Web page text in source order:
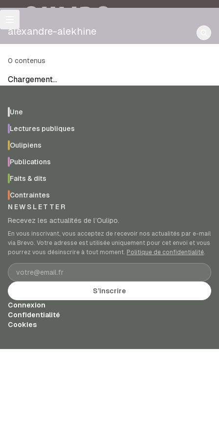
OULIPO
alexandre-alekhine
0 contenus
Chargement…
Une
Lectures publiques
Oulipiens
Publications
Faits & dits
Contraintes
NEWSLETTER
Recevez les actualités de l’Oulipo.
En vous inscrivant, vous acceptez de recevoir nos actualités par e-mail
via Brevo. Votre adresse est utilisée uniquement pour cet envoi et vous
pourrez vous désinscrire à tout moment. Politique de confidentialité.
Adresse e-mail
S’inscrire
Connexion
Confidentialité
Cookies